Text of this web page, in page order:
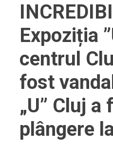
Expoziția
centrul
fost
„U” Cluj a
plângere